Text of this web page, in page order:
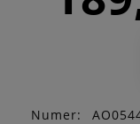
Numer: